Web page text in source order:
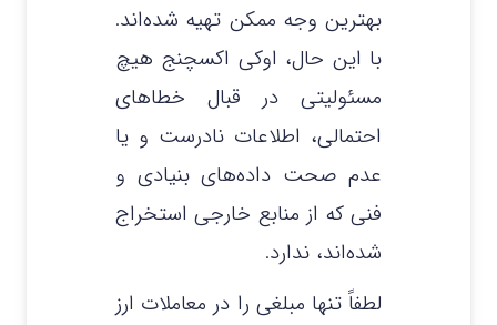
بهترین وجه ممکن تهیه شده‌اند.
با این حال، اوکی اکسچنج هیچ
مسئولیتی در قبال خطاهای
احتمالی، اطلاعات نادرست و یا
عدم صحت داده‌های بنیادی و
فنی که از منابع خارجی استخراج
شده‌اند، ندارد.
لطفاً تنها مبلغی را در معاملات ارز